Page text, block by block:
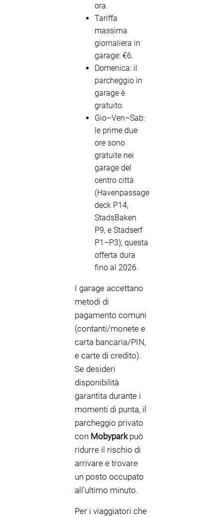
ora.
Tariffa
massima
giornaliera in
garage: €6.
Domenica: il
parcheggio in
garage è
gratuito.
Gio–Ven–Sab:
le prime due
ore sono
gratuite nei
garage del
centro città
(Havenpassage
deck P14,
StadsBaken
P9, e Stadserf
P1–P3); questa
offerta dura
fino al 2026.
I garage accettano
metodi di
pagamento comuni
(contanti/monete e
carta bancaria/PIN,
e carte di credito).
Se desideri
disponibilità
garantita durante i
momenti di punta, il
parcheggio privato
con Mobyparkpuò
ridurre il rischio di
arrivare e trovare
un posto occupato
all’ultimo minuto.
Per i viaggiatori che